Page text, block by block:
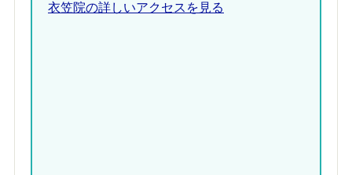
衣笠院の詳しいアクセスを見る